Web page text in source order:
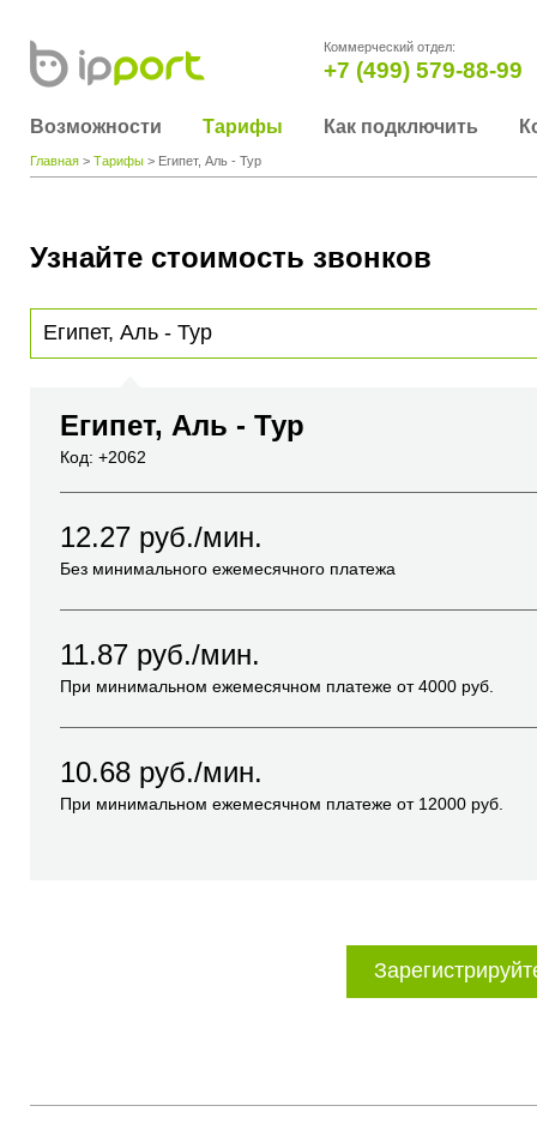
Коммерческий отдел:
+7 (499) 579-88-99
Возможности Тарифы Как подключить
Главная > Тарифы > Египет, Аль - Тур
Узнайте стоимость звонков
Египет, Аль - Тур
Код: +2062
12.27 руб./мин.
Без минимального ежемесячного платежа
11.87 руб./мин.
При минимальном ежемесячном платеже от4000 руб.
10.68 руб./мин.
При минимальном ежемесячном платеже от 12000 руб.